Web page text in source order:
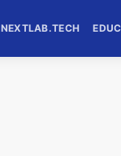
NEXTLAB.TECH